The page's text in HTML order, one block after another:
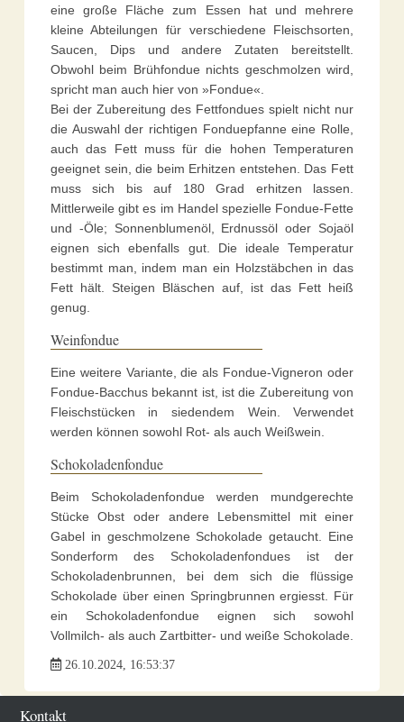
eine große Fläche zum Essen hat und mehrere
kleine Abteilungen für verschiedene Fleischsorten,
Saucen, Dips und andere Zutaten bereitstellt.
Obwohl beim Brühfondue nichts geschmolzen wird,
spricht man auch hier von »Fondue«.
Bei der Zubereitung des Fettfondues spielt nicht nur
die Auswahl der richtigen Fonduepfanne eine Rolle,
auch das Fett muss für die hohen Temperaturen
geeignet sein, die beim Erhitzen entstehen. Das Fett
muss sich bis auf 180 Grad erhitzen lassen.
Mittlerweile gibt es im Handel spezielle Fondue-Fette
und -Öle; Sonnenblumenöl, Erdnussöl oder Sojaöl
eignen sich ebenfalls gut. Die ideale Temperatur
bestimmt man, indem man ein Holzstäbchen in das
Fett hält. Steigen Bläschen auf, ist das Fett heiß
genug.
Weinfondue
Eine weitere Variante, die als Fondue-Vigneron oder
Fondue-Bacchus bekannt ist, ist die Zubereitung von
Fleischstücken in siedendem Wein. Verwendet
werden können sowohl Rot- als auch Weißwein.
Schokoladenfondue
Beim Schokoladenfondue werden mundgerechte
Stücke Obst oder andere Lebensmittel mit einer
Gabel in geschmolzene Schokolade getaucht. Eine
Sonderform des Schokoladenfondues ist der
Schokoladenbrunnen, bei dem sich die flüssige
Schokolade über einen Springbrunnen ergiesst. Für
ein Schokoladenfondue eignen sich sowohl
Vollmilch- als auch Zartbitter- und weiße Schokolade.
26.10.2024, 16:53:37
Kontakt